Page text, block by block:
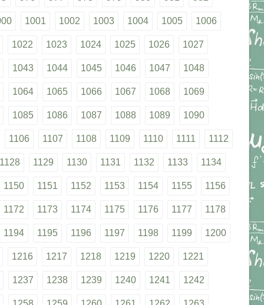
1001 1002 1003 1004 1005 1006
1022 1023 1024 1025 1026 1027
1043 1044 1045 1046 1047 1048
1064 1065 1066 1067 1068 1069
1085 1086 1087 1088 1089 1090
1106 1107 1108 1109 1110 1111 1112
1128 1129 1130 1131 1132 1133 1134
1150 1151 1152 1153 1154 1155 1156
1172 1173 1174 1175 1176 1177 1178
1194 1195 1196 1197 1198 1199 1200
1216 1217 1218 1219 1220 1221
1237 1238 1239 1240 1241 1242